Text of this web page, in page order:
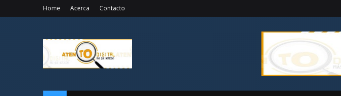
Home Acerca Contacto